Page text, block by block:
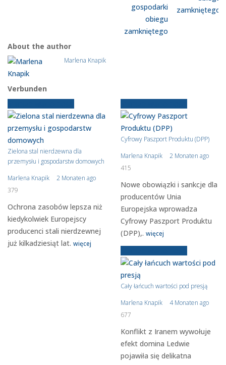
gospodarki
obiegu
zamkniętego
About the author
Marlena Knapik
Verbunden
Zielona stal nierdzewna dla
przemysłu i gospodarstw domowych
Marlena Knapik
2 Monaten ago
379
Ochrona zasobów lepsza niż
kiedykolwiek Europejscy
producenci stali nierdzewnej
już kilkadziesiąt lat. więcej
Cyfrowy Paszport Produktu (DPP)
Marlena Knapik
2 Monaten ago
415
Nowe obowiązki i sankcje dla
producentów Unia
Europejska wprowadza
Cyfrowy Paszport Produktu
(DPP),. więcej
Cały łańcuch wartości pod presją
Marlena Knapik
4 Monaten ago
677
Konflikt z Iranem wywołuje
efekt domina Ledwie
pojawiła się delikatna